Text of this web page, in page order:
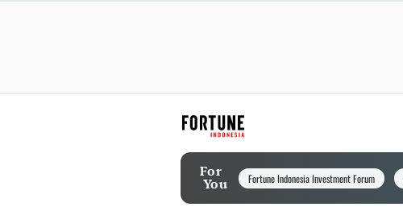
For
You Fortune Indonesia Investment Forum